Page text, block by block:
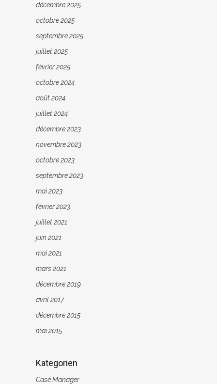
décembre 2025
octobre 2025
septembre 2025
juillet 2025
février 2025
octobre 2024
août 2024
juillet 2024
décembre 2023
novembre 2023
octobre 2023
septembre 2023
mai 2023
février 2023
juillet 2021
juin 2021
mai 2021
mars 2021
décembre 2019
avril 2017
décembre 2015
mai 2015
Kategorien
Case Manager